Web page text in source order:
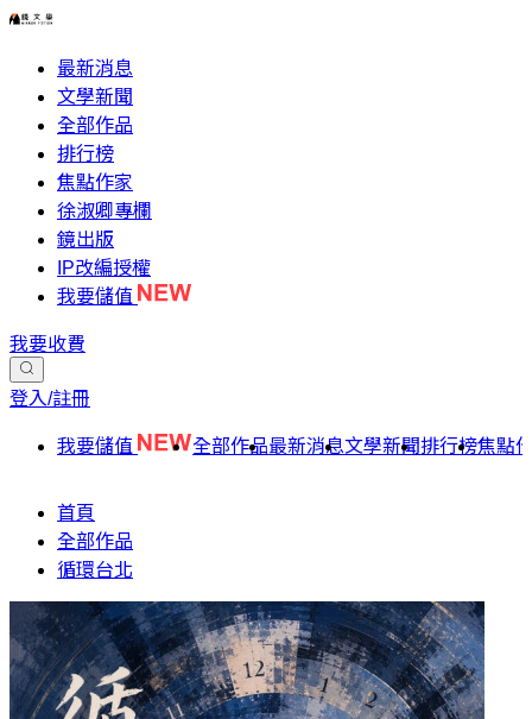
最新消息
文學新聞
全部作品
排行榜
焦點作家
徐淑卿專欄
鏡出版
IP改編授權
我要儲值
我要收費
登入/註冊
我要儲值 全部作品最新消息文學新聞排行榜焦點
首頁
全部作品
循環台北